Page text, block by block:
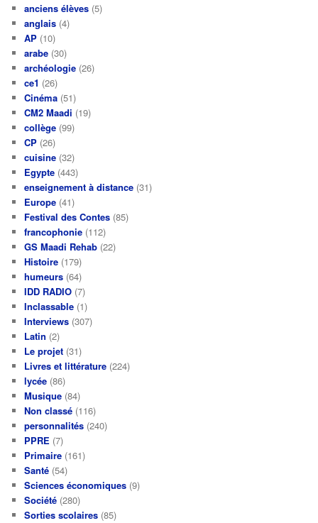
anciens élèves (5)
anglais (4)
AP (10)
arabe (30)
archéologie (26)
ce1 (26)
Cinéma (51)
CM2 Maadi (19)
collège (99)
CP (26)
cuisine (32)
Egypte (443)
enseignement à distance (31)
Europe (41)
Festival des Contes (85)
francophonie (112)
GS Maadi Rehab (22)
Histoire (179)
humeurs (64)
IDD RADIO (7)
Inclassable (1)
Interviews (307)
Latin (2)
Le projet (31)
Livres et littérature (224)
lycée (86)
Musique (84)
Non classé (116)
personnalités (240)
PPRE (7)
Primaire (161)
Santé (54)
Sciences économiques (9)
Société (280)
Sorties scolaires (85)